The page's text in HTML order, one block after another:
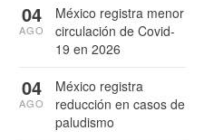
México registra menor
circulación de Covid-
19 en 2026
04
AGO
México registra
reducción en casos de
paludismo
04
AGO